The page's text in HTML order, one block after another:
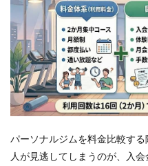
ソナ
ルジ
ムも
チェ
ック
7
参考
文献
パーソナルジムを料金比較す
人が見逃してしまうのが、入